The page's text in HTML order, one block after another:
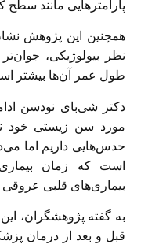
پارامترهایی مانند سطح
همچنین این پژوهش نشان
نظر بیولوژیکی،
طول عمر آن‌ها بیشتر
دکتر شی‌بای نودسن
مورد سن زیستی خود
حدس‌هایی داریم اما
است که زمان
بیماری‌های قلبی عروقی
به گفته پژوهشگران،
قبل و بعد از درمان